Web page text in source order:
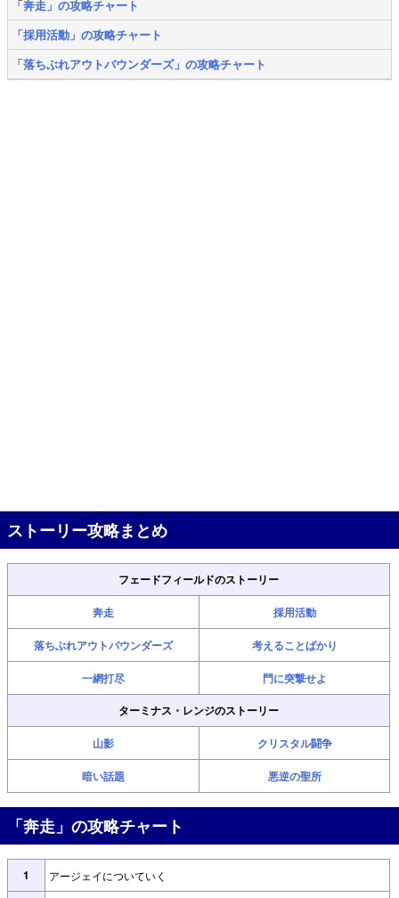
「奔走」の攻略チャート
「採用活動」の攻略チャート
「落ちぶれアウトバウンダーズ」の攻略チャート
ストーリー攻略まとめ
フェードフィールドのストーリー
奔走 採用活動
落ちぶれアウトバウンダーズ 考えることばかり
一網打尽
門に突撃せよ
ターミナス・レンジのストーリー
山影 クリスタル闘争
暗い話題 悪逆の聖所
「奔走」の攻略チャート
1 アージェイについていく